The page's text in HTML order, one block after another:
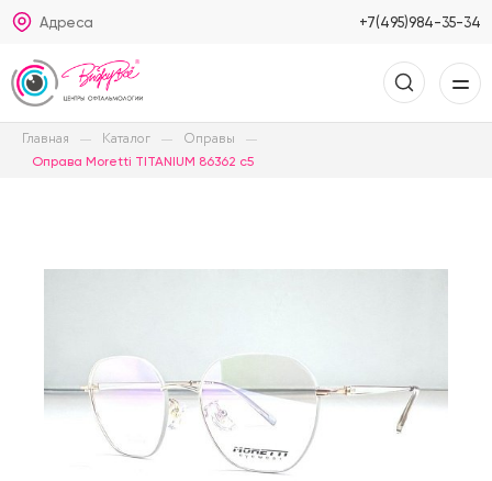
Адреса +7(495)984-35-34
Главная Каталог Оправы
Оправа Moretti TITANIUM 86362 c5